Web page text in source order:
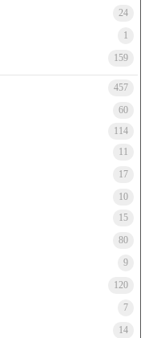
24
1
159
457
60
114
11
17
10
15
80
9
120
7
14